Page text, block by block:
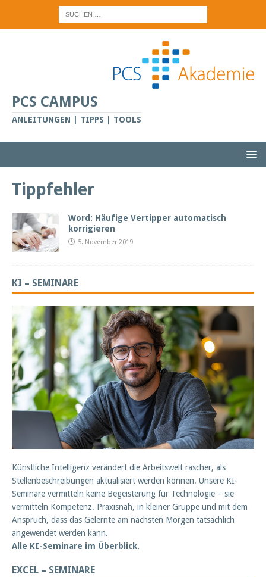
PCS CAMPUS
ANLEITUNGEN | TIPPS | TOOLS
Tippfehler
Word: Häufige Vertipper automatisch
korrigieren
5. November 2019
KI – SEMINARE
Künstliche Intelligenz verändert die Arbeitswelt rascher, als
Stellenbeschreibungen aktualisiert werden können. Unsere KI-
Seminare vermitteln keine Begeisterung für Technologie – sie
vermitteln Kompetenz. Praxisnah, in kleiner Gruppe und mit dem
Anspruch, dass das Gelernte am nächsten Morgen tatsächlich
angewendet werden kann.
Alle KI-Seminare im Überblick.
EXCEL – SEMINARE